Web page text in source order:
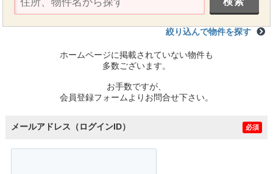
絞り込んで物件を探す
ホームページに掲載されていない物件も
多数ございます。
お手数ですが、
会員登録フォームよりお問合せ下さい。
メールアドレス（ログインID） 必須